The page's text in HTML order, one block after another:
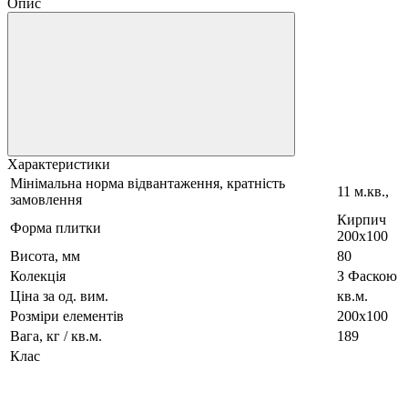
Характеристики
Мінімальна норма відвантаження, кратність
замовлення
11 м.кв.,
Форма плитки
Кирпич
200х100
Висота, мм
80
Колекція
З Фаскою
Ціна за од. вим.
кв.м.
Розміри елементів
200x100
Вага, кг / кв.м.
189
Клас